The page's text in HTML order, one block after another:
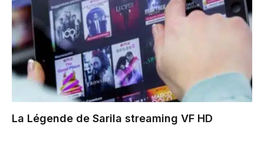
La Légende de Sarila streaming VF HD